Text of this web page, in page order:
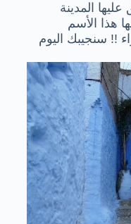
المدينة
هذا الأسم
!! سنجيبك اليوم